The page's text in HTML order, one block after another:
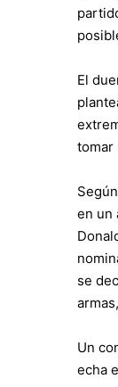
El
tomar
en un
se
Un
echa